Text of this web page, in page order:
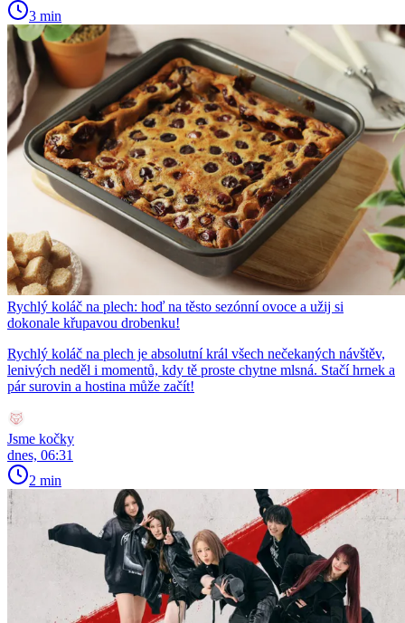
3 min
Rychlý koláč na plech: hoď na těsto sezónní ovoce a užij si
dokonale křupavou drobenku!
Rychlý koláč na plech je absolutní král všech nečekaných návštěv,
lenivých neděl i momentů, kdy tě proste chytne mlsná. Stačí hrnek a
pár surovin a hostina může začít!
Jsme kočky
dnes, 06:31
2 min